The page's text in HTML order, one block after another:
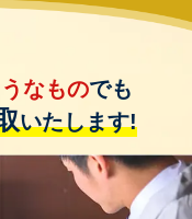
なものでも
いたします!